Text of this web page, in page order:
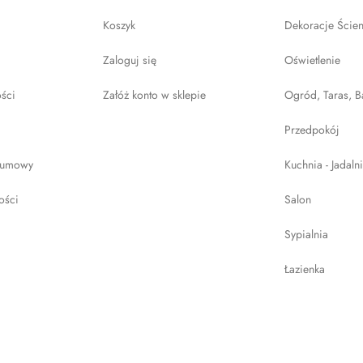
Koszyk
Zaloguj się
Załóż konto w sklepie
Dekoracje
Oświetlenie
Ogród, Taras,
Przedpokój
Kuchnia -
Salon
Sypialnia
Łazienka